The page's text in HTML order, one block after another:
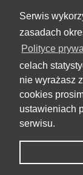
Serwis
zasadach
Polityce
celach
nie wyrażasz
cookies
ustawieniach
serwisu.